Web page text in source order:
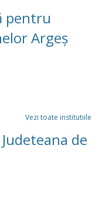
pentru
Argeș
Vezi toate institutiile
de